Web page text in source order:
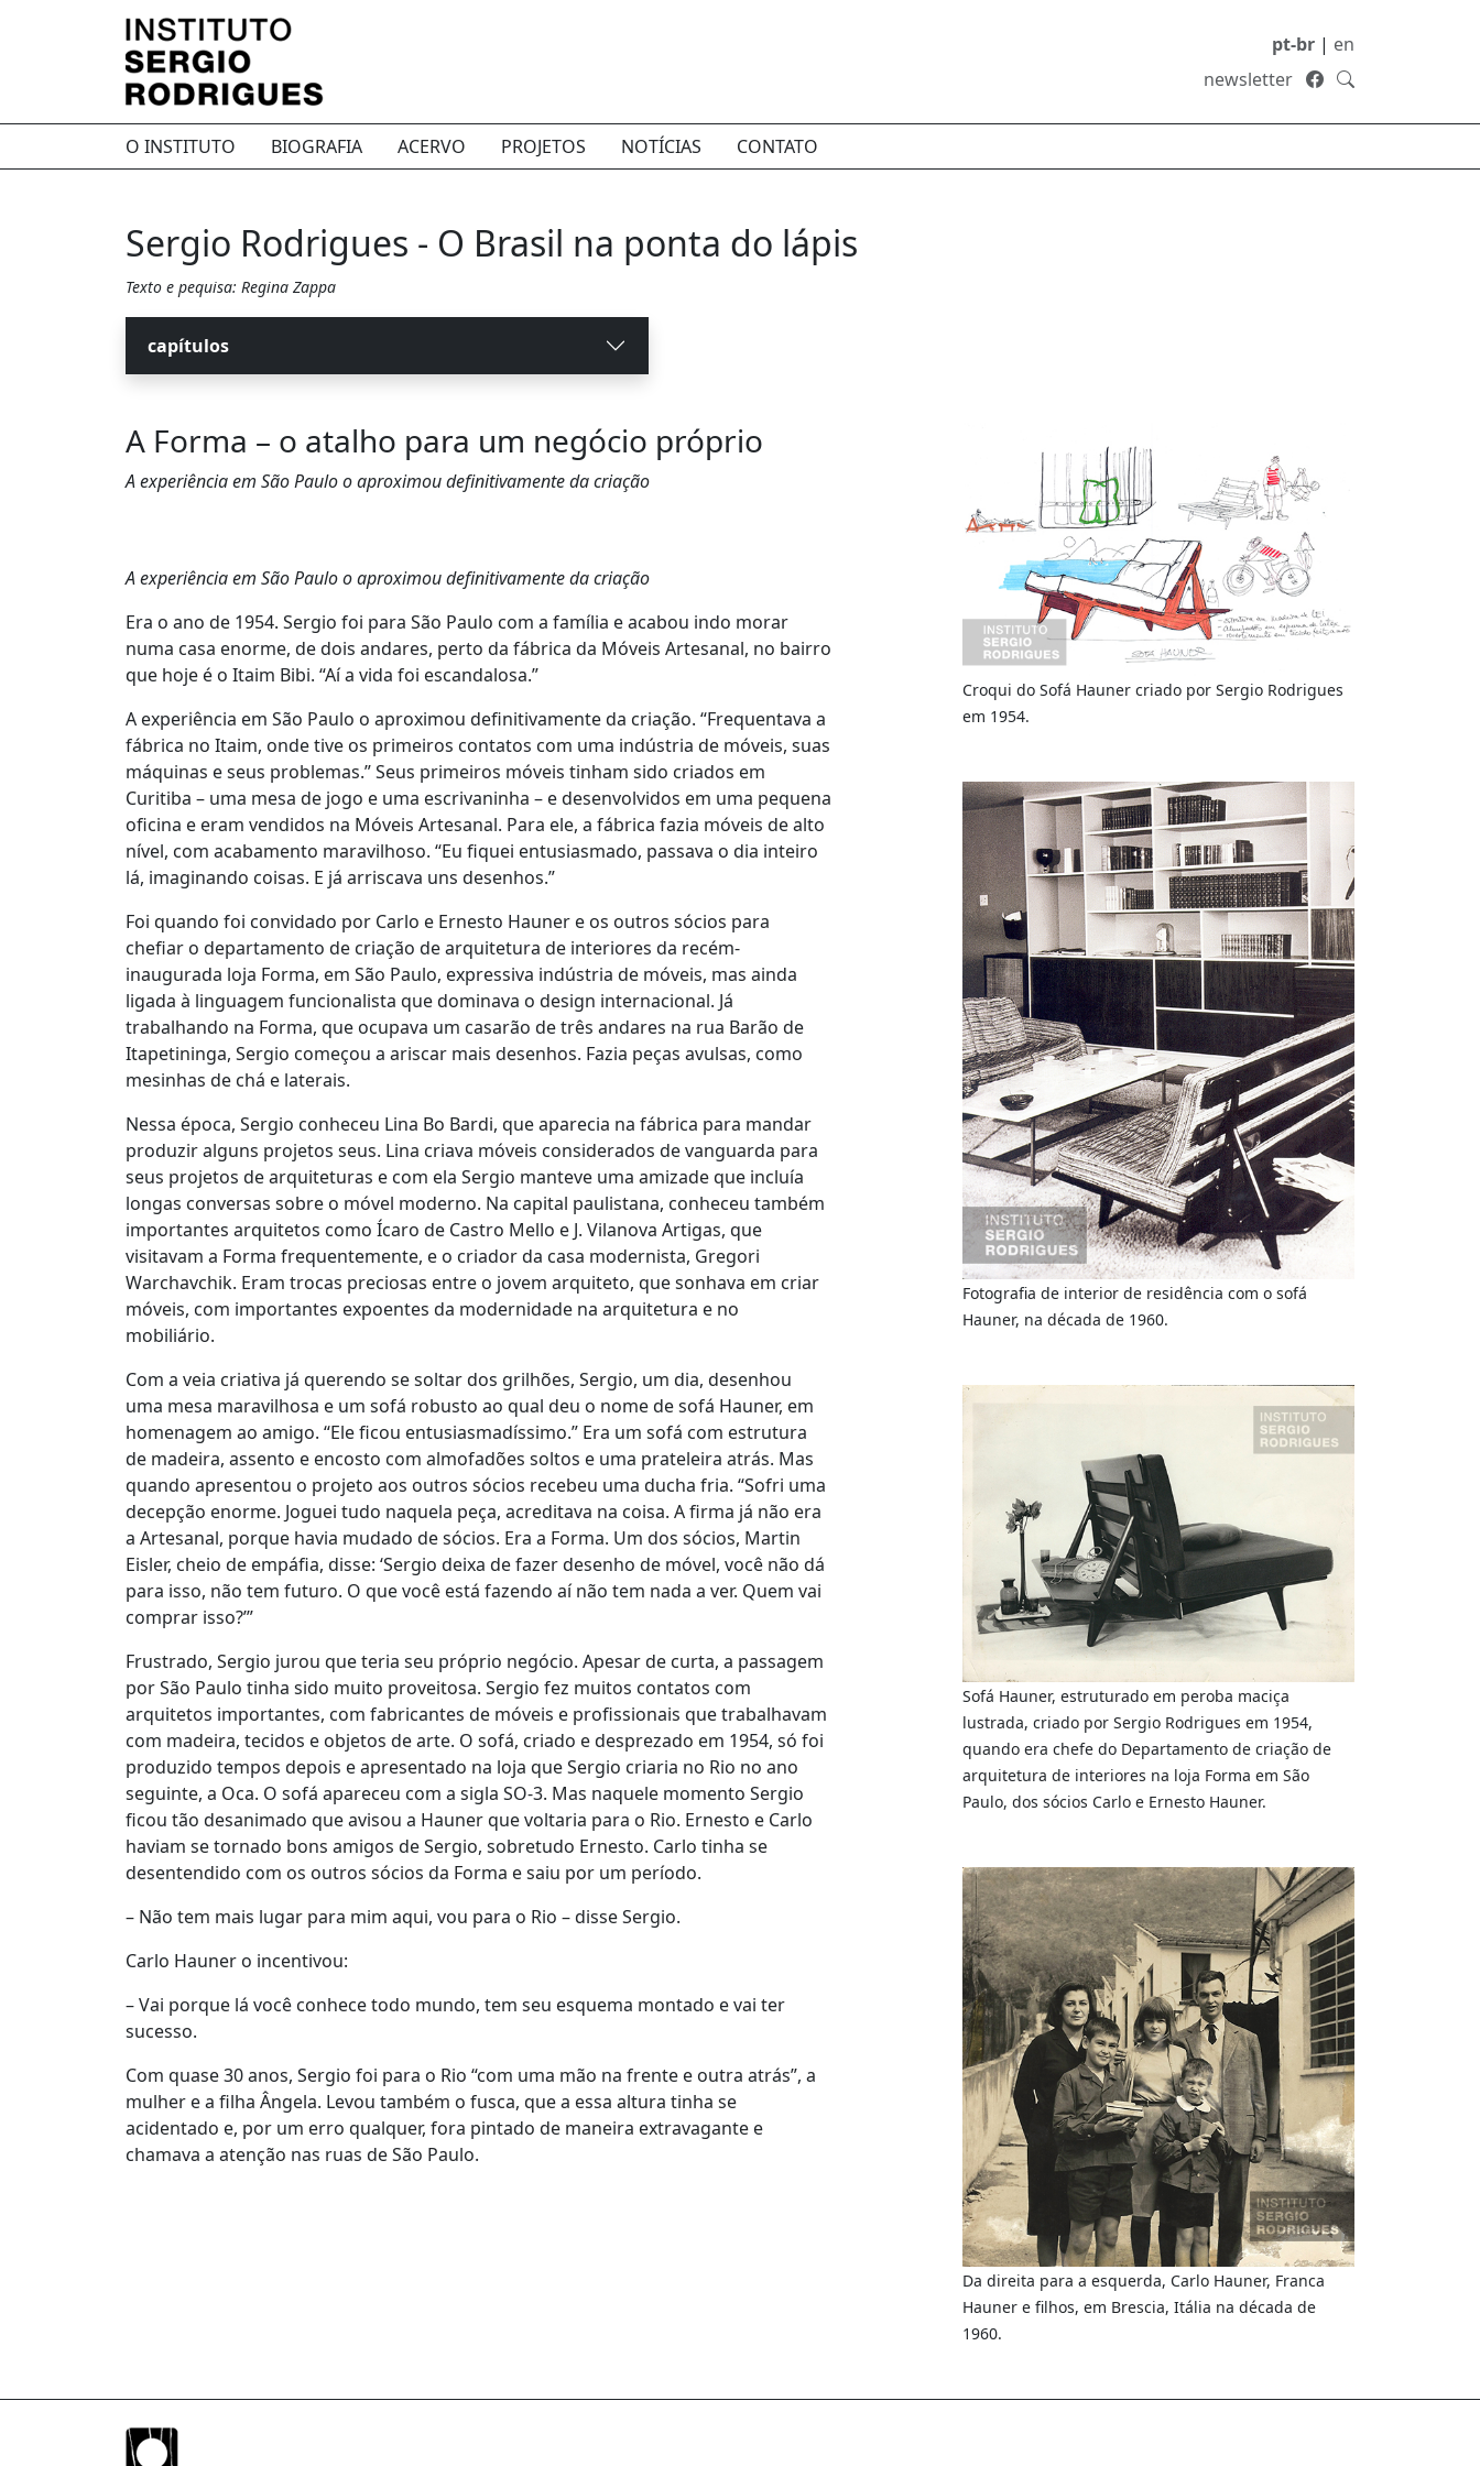
pt-br | en
newsletter
O INSTITUTO BIOGRAFIA ACERVO PROJETOS NOTÍCIAS CONTATO
Sergio Rodrigues - O Brasil na ponta do lápis
Texto e pequisa: Regina Zappa
capítulos
A Forma – o atalho para um negócio próprio
A experiência em São Paulo o aproximou definitivamente da criação
A experiência em São Paulo o aproximou definitivamente da criação
Era o ano de 1954. Sergio foi para São Paulo com a família e acabou indo morar
numa casa enorme, de dois andares, perto da fábrica da Móveis Artesanal, no bairro
que hoje é o Itaim Bibi. “Aí a vida foi escandalosa.”
A experiência em São Paulo o aproximou definitivamente da criação. “Frequentava a
fábrica no Itaim, onde tive os primeiros contatos com uma indústria de móveis, suas
máquinas e seus problemas.” Seus primeiros móveis tinham sido criados em
Curitiba – uma mesa de jogo e uma escrivaninha – e desenvolvidos em uma pequena
oficina e eram vendidos na Móveis Artesanal. Para ele, a fábrica fazia móveis de alto
nível, com acabamento maravilhoso. “Eu fiquei entusiasmado, passava o dia inteiro
lá, imaginando coisas. E já arriscava uns desenhos.”
Foi quando foi convidado por Carlo e Ernesto Hauner e os outros sócios para
chefiar o departamento de criação de arquitetura de interiores da recém-
inaugurada loja Forma, em São Paulo, expressiva indústria de móveis, mas ainda
ligada à linguagem funcionalista que dominava o design internacional. Já
trabalhando na Forma, que ocupava um casarão de três andares na rua Barão de
Itapetininga, Sergio começou a ariscar mais desenhos. Fazia peças avulsas, como
mesinhas de chá e laterais.
Nessa época, Sergio conheceu Lina Bo Bardi, que aparecia na fábrica para mandar
produzir alguns projetos seus. Lina criava móveis considerados de vanguarda para
seus projetos de arquiteturas e com ela Sergio manteve uma amizade que incluía
longas conversas sobre o móvel moderno. Na capital paulistana, conheceu também
importantes arquitetos como Ícaro de Castro Mello e J. Vilanova Artigas, que
visitavam a Forma frequentemente, e o criador da casa modernista, Gregori
Warchavchik. Eram trocas preciosas entre o jovem arquiteto, que sonhava em criar
móveis, com importantes expoentes da modernidade na arquitetura e no
mobiliário.
Com a veia criativa já querendo se soltar dos grilhões, Sergio, um dia, desenhou
uma mesa maravilhosa e um sofá robusto ao qual deu o nome de sofá Hauner, em
homenagem ao amigo. “Ele ficou entusiasmadíssimo.” Era um sofá com estrutura
de madeira, assento e encosto com almofadões soltos e uma prateleira atrás. Mas
quando apresentou o projeto aos outros sócios recebeu uma ducha fria. “Sofri uma
decepção enorme. Joguei tudo naquela peça, acreditava na coisa. A firma já não era
a Artesanal, porque havia mudado de sócios. Era a Forma. Um dos sócios, Martin
Eisler, cheio de empáfia, disse: ‘Sergio deixa de fazer desenho de móvel, você não dá
para isso, não tem futuro. O que você está fazendo aí não tem nada a ver. Quem vai
comprar isso?’”
Frustrado, Sergio jurou que teria seu próprio negócio. Apesar de curta, a passagem
por São Paulo tinha sido muito proveitosa. Sergio fez muitos contatos com
arquitetos importantes, com fabricantes de móveis e profissionais que trabalhavam
com madeira, tecidos e objetos de arte. O sofá, criado e desprezado em 1954, só foi
produzido tempos depois e apresentado na loja que Sergio criaria no Rio no ano
seguinte, a Oca. O sofá apareceu com a sigla SO-3. Mas naquele momento Sergio
ficou tão desanimado que avisou a Hauner que voltaria para o Rio. Ernesto e Carlo
haviam se tornado bons amigos de Sergio, sobretudo Ernesto. Carlo tinha se
desentendido com os outros sócios da Forma e saiu por um período.
– Não tem mais lugar para mim aqui, vou para o Rio – disse Sergio.
Carlo Hauner o incentivou:
– Vai porque lá você conhece todo mundo, tem seu esquema montado e vai ter
sucesso.
Com quase 30 anos, Sergio foi para o Rio “com uma mão na frente e outra atrás”, a
mulher e a filha Ângela. Levou também o fusca, que a essa altura tinha se
acidentado e, por um erro qualquer, fora pintado de maneira extravagante e
chamava a atenção nas ruas de São Paulo.
Croqui do Sofá Hauner criado por Sergio Rodrigues
em 1954.
Fotografia de interior de residência com o sofá
Hauner, na década de 1960.
Sofá Hauner, estruturado em peroba maciça
lustrada, criado por Sergio Rodrigues em 1954,
quando era chefe do Departamento de criação de
arquitetura de interiores na loja Forma em São
Paulo, dos sócios Carlo e Ernesto Hauner.
Da direita para a esquerda, Carlo Hauner, Franca
Hauner e filhos, em Brescia, Itália na década de
1960.